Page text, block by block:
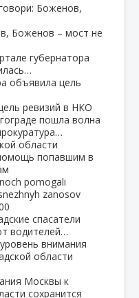
Боженов,
губернатора
объявила цель
пошла волна
области
попавшим в
спасатели
водителей…
внимания
области